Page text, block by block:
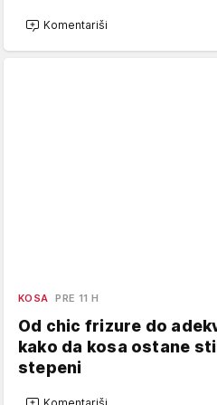
Komentariši
KOSA PRE 11 H
Od chic frizure do
kako da kosa ostane
stepeni